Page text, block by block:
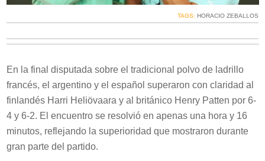
TAGS: HORACIO ZEBALLOS
En la final disputada sobre el tradicional polvo de ladrillo
francés, el argentino y el español superaron con claridad al
finlandés Harri Heliövaara y al británico Henry Patten por 6-
4 y 6-2. El encuentro se resolvió en apenas una hora y 16
minutos, reflejando la superioridad que mostraron durante
gran parte del partido.